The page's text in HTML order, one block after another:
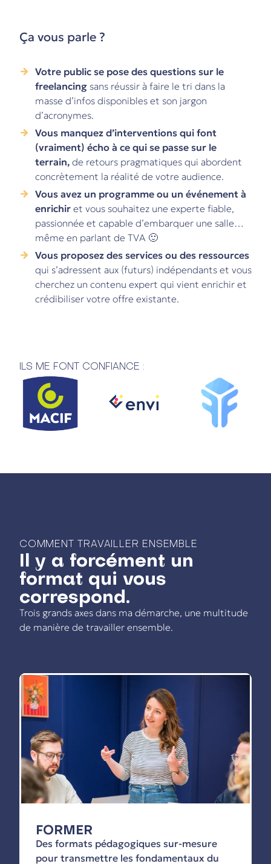
Ça vous parle ?
Votre public se pose des questions sur le
freelancing sans réussir à faire le tri dans la
masse d’infos disponibles et son jargon
d’acronymes.
Vous manquez d’interventions qui font
(vraiment) écho à ce qui se passe sur le
terrain, de retours pragmatiques qui abordent
concrètement la réalité de votre audience.
Vous avez un programme ou un événement à
enrichir et vous souhaitez une experte fiable,
passionnée et capable d’embarquer une salle…
même en parlant de TVA 🙂
Vous proposez des services ou des ressources
qui s’adressent aux (futurs) indépendants et vous
cherchez un contenu expert qui vient enrichir et
crédibiliser votre offre existante.
ILS ME FONT CONFIANCE :
COMMENT TRAVAILLER ENSEMBLE
Il y a forcément un
format qui vous
correspond.
Trois grands axes dans ma démarche, une multitude
de manière de travailler ensemble.
FORMER
Des formats pédagogiques sur-mesure
pour transmettre les fondamentaux du